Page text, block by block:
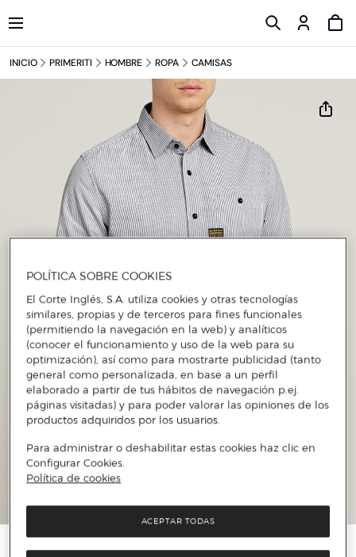
INICIO PRIMERITI HOMBRE ROPA CAMISAS
️⚡ ÚLTIMAS UNIDADES
POLÍTICA SOBRE COOKIES
El Corte Inglés, S.A. utiliza cookies y otras tecnologías
similares, propias y de terceros para fines funcionales
(permitiendo la navegación en la web) y analíticos
(conocer el funcionamiento y uso de la web para su
optimización), así como para mostrarte publicidad (tanto
general como personalizada, en base a un perfil
elaborado a partir de tus hábitos de navegación p.ej.
páginas visitadas) y para poder valorar las opiniones de los
productos adquiridos por los usuarios.
Para administrar o deshabilitar estas cookies haz clic en
Configurar Cookies.
Política de cookies
ACEPTAR TODAS